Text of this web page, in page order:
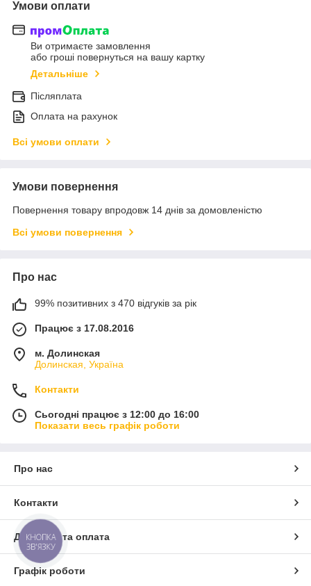
Умови оплати
Ви отримаєте замовлення
або гроші повернуться на вашу картку
Детальніше
Післяплата
Оплата на рахунок
Всі умови оплати
Умови повернення
Повернення товару впродовж 14 днів за домовленістю
Всі умови повернення
Про нас
99% позитивних з 470 відгуків за рік
Працює з 17.08.2016
м. Долинская
Долинская, Україна
Контакти
Сьогодні працює з 12:00 до 16:00
Показати весь графік роботи
Про нас
Контакти
Доставка та оплата
Графік роботи
КНОПКА
ЗВ'ЯЗКУ